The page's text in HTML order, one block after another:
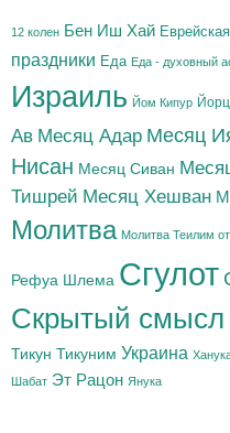
12 колен Бен Иш Хай
праздники Еда Еда - духовный
Израиль Йом Кипур
Ав Месяц Адар Месяц
Нисан Месяц Сиван
Тишрей Месяц Хешван
Молитва Молитва Теилим
Рефуа Шлема Сгулот
Скрытый смысл
Тикун Тикуним Украина
Шабат Эт Рацон Янука